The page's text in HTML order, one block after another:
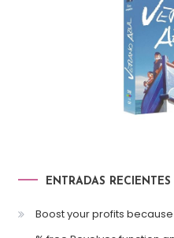
ENTRADAS RECIENTES
Boost your profits